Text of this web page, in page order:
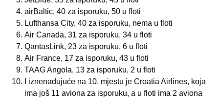
airBaltic, 40 za isporuku, 50 u floti
Lufthansa City, 40 za isporuku, nema u floti
Air Canada, 31 za isporuku, 34 u floti
QantasLink, 23 za isporuku, 6 u floti
Air France, 17 za isporuku, 43 u floti
TAAG Angola, 13 za isporuku, 2 u floti
I iznenađujuće na 10. mjestu je Croatia Airlines, koja
ima još 11 aviona za isporuku, a u floti ima 2 aviona